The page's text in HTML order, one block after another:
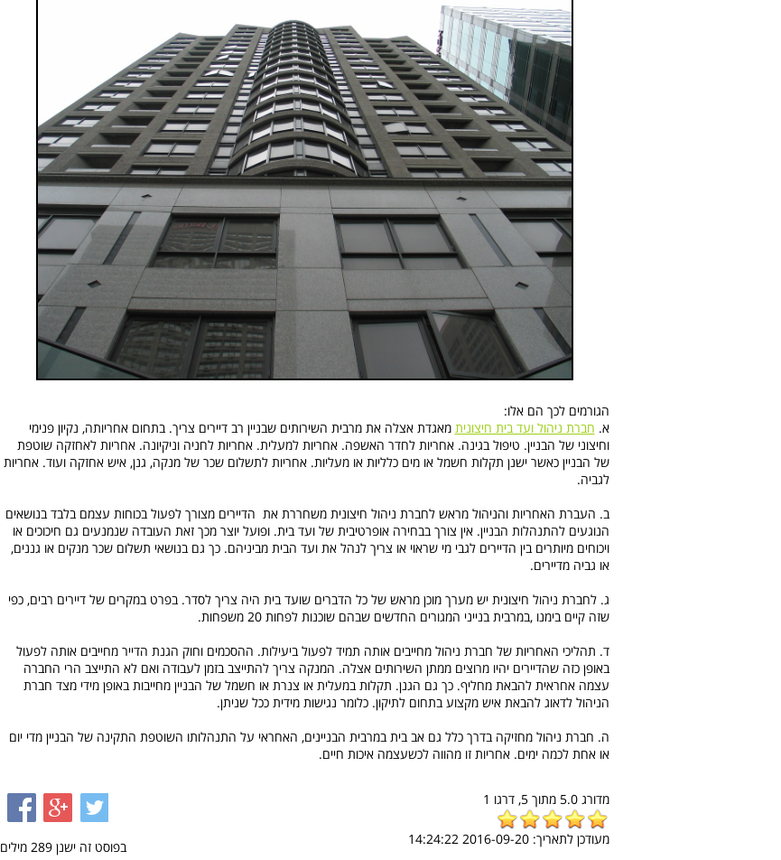
הגורמים לכך הם אלו:
א. חברת ניהול ועד בית חיצונית מאגדת אצלה את מרבית השירותים שבניין רב דיירים צריך. בתחום אחריותה, נקיון פנימי
וחיצוני של הבניין. טיפול בגינה. אחריות לחדר האשפה. אחריות למעלית. אחריות לחניה וניקיונה. אחריות לאחזקה שוטפת
של הבניין כאשר ישנן תקלות חשמל או מים כלליות או מעליות. אחריות לתשלום שכר של מנקה, גנן, איש אחזקה ועוד. אחריות
לגביה.
ב. העברת האחריות והניהול מראש לחברת ניהול חיצונית משחררת את הדיירים מצורך לפעול בכוחות עצמם בלבד בנושאים
הנוגעים להתנהלות הבניין. אין צורך בבחירה אופרטיבית של ועד בית. ופועל יוצר מכך זאת העובדה שנמנעים גם חיכוכים או
ויכוחים מיותרים בין הדיירים לגבי מי שראוי או צריך לנהל את ועד הבית מביניהם. כך גם בנושאי תשלום שכר מנקים או גננים,
או גביה מדיירים.
ג. לחברת ניהול חיצונית יש מערך מוכן מראש של כל הדברים שועד בית היה צריך לסדר. בפרט במקרים של דיירים רבים, כפי
שזה קיים בימנו ,במרבית בנייני המגורים החדשים שבהם שוכנות לפחות 20 משפחות.
ד. תהליכי האחריות של חברת ניהול מחייבים אותה תמיד לפעול ביעילות. ההסכמים וחוק הגנת הדייר מחייבים אותה לפעול
באופן כזה שהדיירים יהיו מרוצים ממתן השירותים אצלה. המנקה צריך להתייצב בזמן לעבודה ואם לא התייצב הרי החברה
עצמה אחראית להבאת מחליף. כך גם הגנן. תקלות במעלית או צנרת או חשמל של הבניין מחייבות באופן מידי מצד חברת
הניהול לדאוג להבאת איש מקצוע בתחום לתיקון. כלומר נגישות מידית ככל שניתן.
ה. חברת ניהול מחזיקה בדרך כלל גם אב בית במרבית הבניינים, האחראי על התנהלותו השוטפת התקינה של הבניין מדי יום
או אחת לכמה ימים. אחריות זו מהווה לכשעצמה איכות חיים.
מדורג5.0 מתוך5, דרגו 1
מעודכן לתאריך:2016-09-20 14:24:22
בפוסט זה ישנן 289מילים